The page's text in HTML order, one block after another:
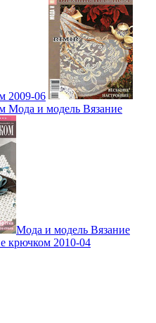
2009-06
Мода и модель Вязание
Мода и модель Вязание
крючком 2010-04